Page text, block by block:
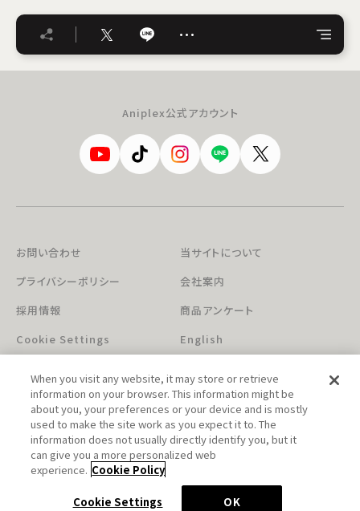
…
Aniplex公式アカウント
お問い合わせ
当サイトについて
プライバシーポリシー
会社案内
採用情報
商品アンケート
Cookie Settings
English
このホームページに掲載されている著作物の無断利用を禁じます。
© Aniplex Inc. All rights reserved.
When you visit any website, it may store or retrieve
information on your browser. This information might be
about you, your preferences or your device and is mostly
used to make the site work as you expect it to. The
information does not usually directly identify you, but it
can give you a more personalized web
experience. Cookie Policy
Cookie Settings OK